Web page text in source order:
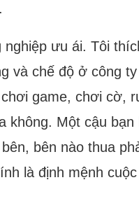
ưu ái. Tôi
và chế độ ở công
game, chơi cờ,
Một cậu
bên nào thua
là định mệnh